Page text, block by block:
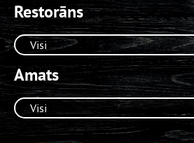
Restorāns
Amats